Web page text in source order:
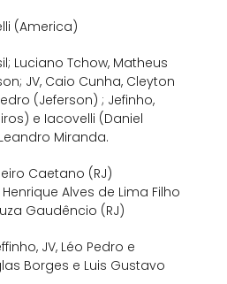
(America)
Luciano Tchow, Matheus
JV, Caio Cunha, Cleyton
(Jeferson) ; Jefinho,
e Iacovelli (Daniel
Miranda.
Caetano (RJ)
Alves de Lima Filho
Gaudêncio (RJ)
JV, Léo Pedro e
Borges e Luis Gustavo